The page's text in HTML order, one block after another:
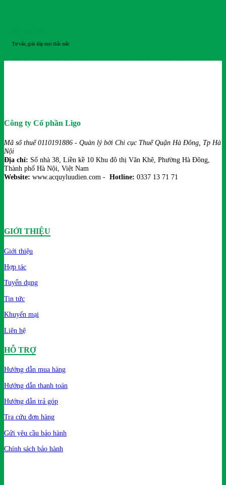
Tư vấn, giải đáp mọi thắc mắc
Công ty Cổ phần Ligo
Mã số thuế 0110191886 - Quản lý bởi Chi cục Thuế Quận Hà Đông, Tp Hà
Nội
Địa chỉ: Số nhà 38, Liền kề 10 Khu đô thị Văn Khê, Phường Hà Đông,
Thành phố Hà Nội, Việt Nam
Website: www.acquyluudien.com - Hotline: 0337 13 71 71
GIỚI THIỆU
Giới thiệu
Hợp tác
Tuyển dụng
Tin tức
Khuyến mại
Liên hệ
HỖ TRỢ
Hướng dẫn mua hàng
Hướng dẫn thanh toán
Hướng dẫn trả góp
Tra cứu đơn hàng
Gửi yêu cầu bảo hành
Chính sách bảo hành